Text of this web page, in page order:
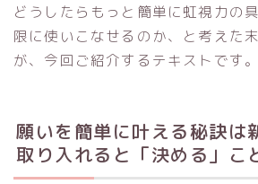
どうしたらもっと簡単に虹視力の
限に使いこなせるのか、と考えた
が、今回ご紹介するテキストです。
願いを簡単に叶える秘訣は
取り入れると「決める」こ